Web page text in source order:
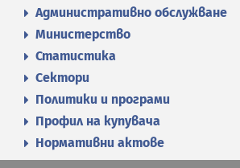
Административно обслужване
Министерство
Статистика
Сектори
Политики и програми
Профил на купувача
Нормативни актове